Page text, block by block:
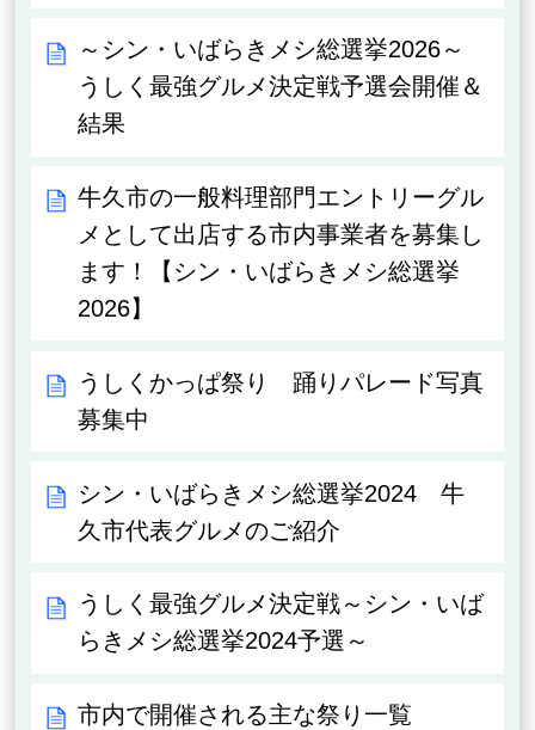
～シン・いばらきメシ総選挙2026～
うしく最強グルメ決定戦予選会開催＆
結果
牛久市の一般料理部門エントリーグル
メとして出店する市内事業者を募集し
ます！【シン・いばらきメシ総選挙
2026】
うしくかっぱ祭り 踊りパレード写真
募集中
シン・いばらきメシ総選挙2024 牛
久市代表グルメのご紹介
うしく最強グルメ決定戦～シン・いば
らきメシ総選挙2024予選～
市内で開催される主な祭り一覧